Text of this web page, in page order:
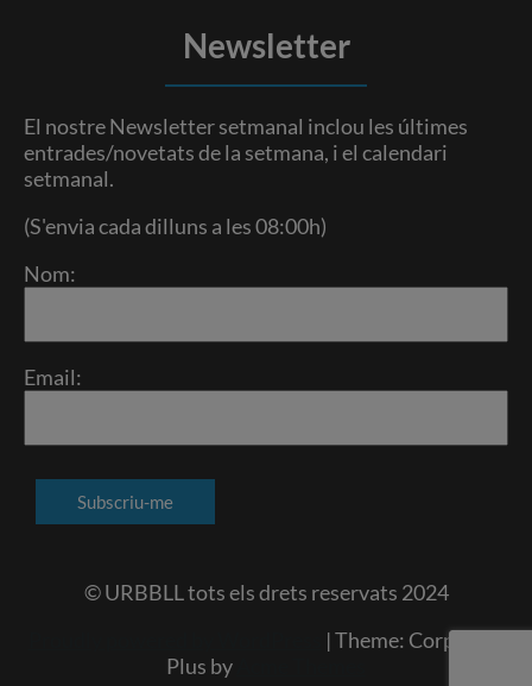
Newsletter
El nostre Newsletter setmanal inclou les últimes
entrades/novetats de la setmana, i el calendari
setmanal.
(S'envia cada dilluns a les 08:00h)
Nom:
Email:
© URBBLL tots els drets reservats 2024
|Theme: Corporate
Plus by